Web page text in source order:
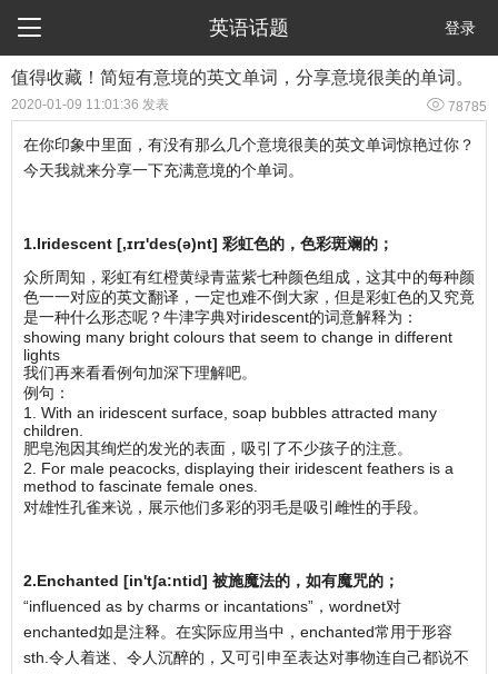
 英语话题 登录
值得收藏！简短有意境的英文单词，分享意境很美的单词。
2020-01-09 11:01:36 发表  78785
在你印象中里面，有没有那么几个意境很美的英文单词惊艳过你？
今天我就来分享一下充满意境的个单词。
1.Iridescent [,ɪrɪ'des(ə)nt] 彩虹色的，色彩斑斓的；
众所周知，彩虹有红橙黄绿青蓝紫七种颜色组成，这其中的每种颜
色一一对应的英文翻译，一定也难不倒大家，但是彩虹色的又究竟
是一种什么形态呢？牛津字典对iridescent的词意解释为：
showing many bright colours that seem to change in different
lights
我们再来看看例句加深下理解吧。
例句：
1. With an iridescent surface, soap bubbles attracted many
children.
肥皂泡因其绚烂的发光的表面，吸引了不少孩子的注意。
2. For male peacocks, displaying their iridescent feathers is a
method to fascinate female ones.
对雄性孔雀来说，展示他们多彩的羽毛是吸引雌性的手段。
2.Enchanted [in'tʃa:ntid] 被施魔法的，如有魔咒的；
“influenced as by charms or incantations”，wordnet对
enchanted如是注释。在实际应用当中，enchanted常用于形容
sth.令人着迷、令人沉醉的，又可引申至表达对事物连自己都说不